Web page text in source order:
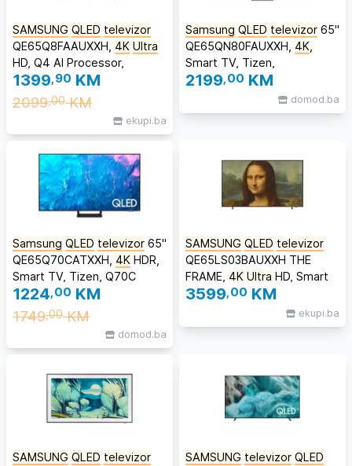
SAMSUNG QLED televizor
QE65Q8FAAUXXH, 4K Ultra
HD, Q4 AI Processor,
Quantum HDR+, Motion
Xcelerator, One UI Tizen,
AirSlim
1399,90 KM
2099,00KM
ekupi.ba
Samsung QLED televizor 65"
QE65QN80FAUXXH, 4K
Smart TV, Tizen,
QN80F#samsungTV5GG
2199,00 KM
domod.ba
Samsung QLED televizor 65"
QE65Q70CATXXH, 4K HDR,
Smart TV, Tizen, Q70C
1224,00 KM
1749,00KM
domod.ba
SAMSUNG QLED televizor
QE65LS03BAUXXH THE
FRAME, 4K Ultra HD, Smart
TV, Moderan Frame dizajn,
Matirani ekran, Crni **MODEL
2022**(IZLOŽBENI MODEL)
3599,00 KM
ekupi.ba
SAMSUNG QLED televizor
SAMSUNG televizor QLED